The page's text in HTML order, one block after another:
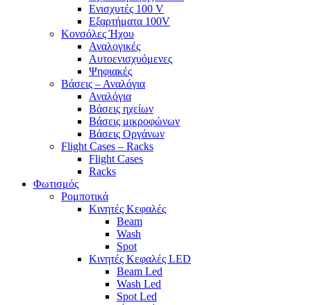
Ενισχυτές 100 V
Εξαρτήματα 100V
Κονσόλες Ήχου
Αναλογικές
Αυτοενισχυόμενες
Ψηφιακές
Βάσεις – Αναλόγια
Αναλόγια
Βάσεις ηχείων
Βάσεις μικροφώνων
Βάσεις Οργάνων
Flight Cases – Racks
Flight Cases
Racks
Φωτισμός
Ρομποτικά
Κινητές Κεφαλές
Beam
Wash
Spot
Κινητές Κεφαλές LED
Beam Led
Wash Led
Spot Led